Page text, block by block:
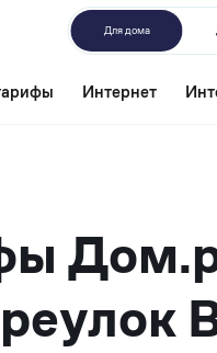
Для дома
Интернет